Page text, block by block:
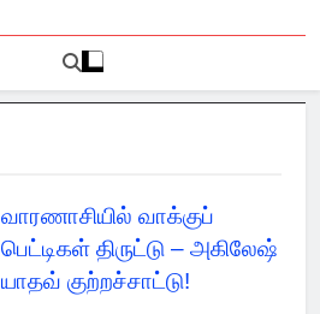
வாரணாசியில் வாக்குப்
பெட்டிகள் திருட்டு – அகிலேஷ்
யாதவ் குற்றச்சாட்டு!